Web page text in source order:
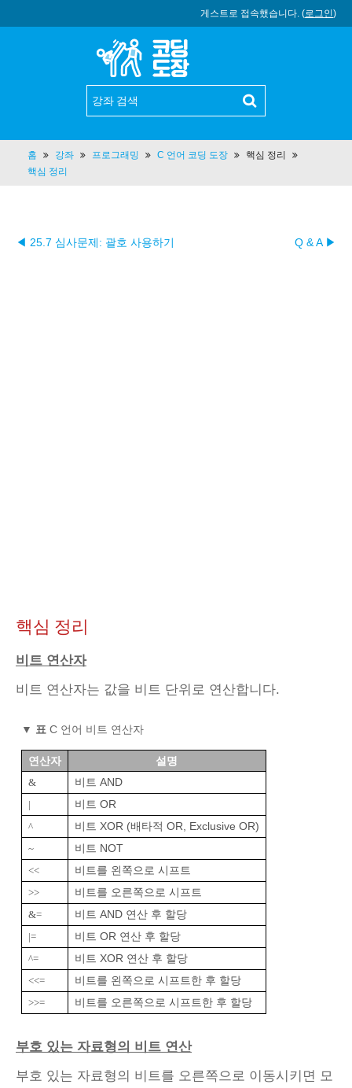
게스트로 접속했습니다. (로그인)
홈 강좌 프로그래밍 C 언어 코딩 도장
핵심 정리
핵심 정리
◀ 25.7 심사문제: 괄호 사용하기 Q & A ▶︎
핵심 정리
비트 연산자
비트 연산자는 값을 비트 단위로 연산합니다.
▼ 표 C 언어 비트 연산자
연산자 설명
& 비트 AND
비트 OR
^ 비트 XOR (배타적 OR, Exclusive OR)
~ 비트 NOT
<< 비트를 왼쪽으로 시프트
>> 비트를 오른쪽으로 시프트
&= 비트 AND 연산 후 할당
|= 비트 OR 연산 후 할당
^= 비트 XOR 연산 후 할당
<<= 비트를 왼쪽으로 시프트한 후 할당
>>= 비트를 오른쪽으로 시프트한 후 할당
부호 있는 자료형의 비트 연산
부호 있는 자료형의 비트를 오른쪽으로 이동시키면 모